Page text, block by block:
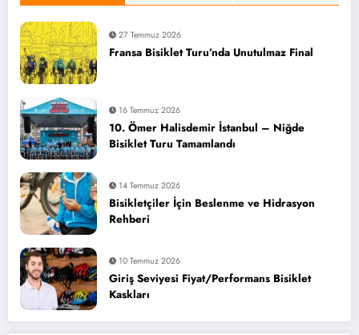
27 Temmuz 2026
Fransa Bisiklet Turu’nda Unutulmaz Final
16 Temmuz 2026
10. Ömer Halisdemir İstanbul – Niğde
Bisiklet Turu Tamamlandı
14 Temmuz 2026
Bisikletçiler İçin Beslenme ve Hidrasyon
Rehberi
10 Temmuz 2026
Giriş Seviyesi Fiyat/Performans Bisiklet
Kaskları